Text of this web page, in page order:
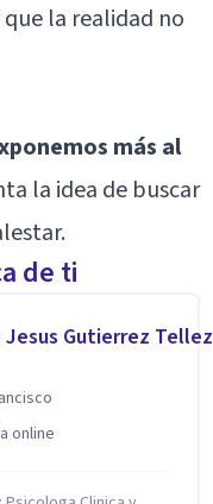
la realidad no
más al
la idea de buscar
de ti
Jesus Gutierrez Tellez
online